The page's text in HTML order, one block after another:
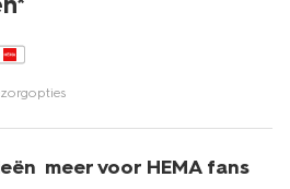
meer voor HEMA fans